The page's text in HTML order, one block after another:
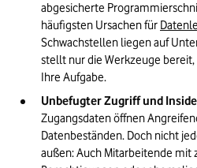
abgesicherte
häufigsten Ursachen für
Schwachstellen liegen auf
stellt nur die Werkzeuge
Ihre Aufgabe.
Unbefugter Zugriff und
Zugangsdaten öffnen
Datenbeständen. Doch nicht
außen: Auch Mitarbeitende mit